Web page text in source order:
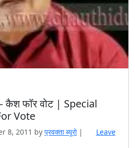
– कैश फॉर वोट | Special
Vote
8, 2011 by प्रवक्‍ता ब्यूरो |
Leave